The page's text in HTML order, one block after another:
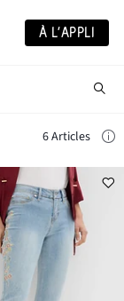
À L’APPLI
6 Articles